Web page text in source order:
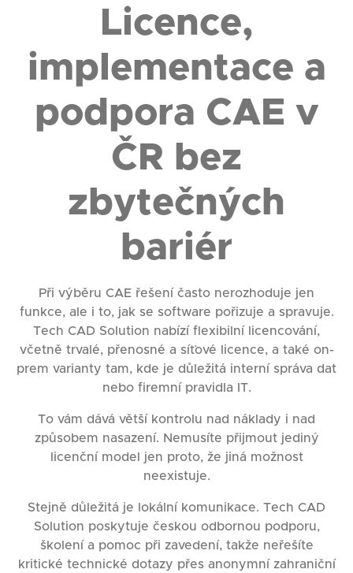
Licence,
implementace a
podpora CAE v
ČR bez
zbytečných
bariér
Při výběru CAE řešení často nerozhoduje jen
funkce, ale i to, jak se software pořizuje a spravuje.
Tech CAD Solution nabízí flexibilní licencování,
včetně trvalé, přenosné a síťové licence, a také on-
prem varianty tam, kde je důležitá interní správa dat
nebo firemní pravidla IT.
To vám dává větší kontrolu nad náklady i nad
způsobem nasazení. Nemusíte přijmout jediný
licenční model jen proto, že jiná možnost
neexistuje.
Stejně důležitá je lokální komunikace. Tech CAD
Solution poskytuje českou odbornou podporu,
školení a pomoc při zavedení, takže neřešíte
kritické technické dotazy přes anonymní zahraniční